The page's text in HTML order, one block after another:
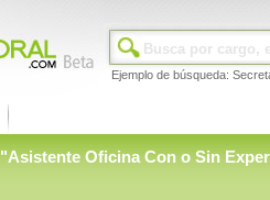
Ejemplo de búsqueda:
"Asistente Oficina Con o Sin